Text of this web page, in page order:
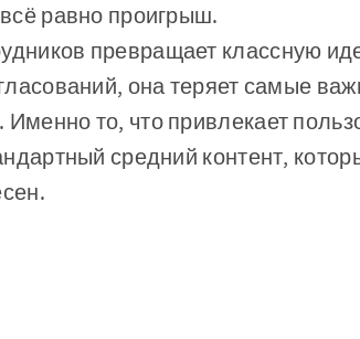
равно проигрыш.
превращает классную
она теряет самые
то, что привлекает
средний контент,